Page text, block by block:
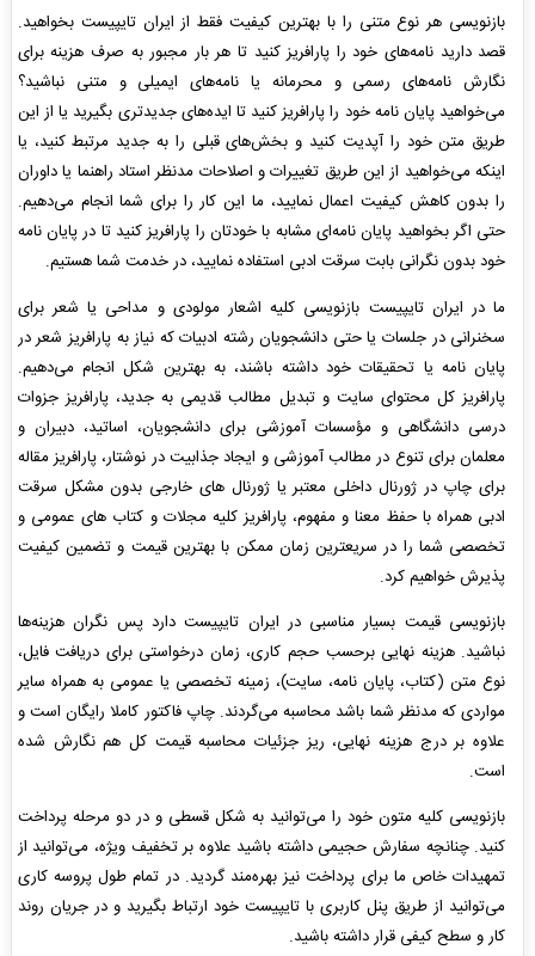
بازنویسی هر نوع متنی را با بهترین کیفیت فقط از ایران تایپیست بخواهید.
قصد دارید نامه‌های خود را پارافریز کنید تا هر بار مجبور به صرف هزینه برای
نگارش نامه‌های رسمی و محرمانه یا نامه‌های ایمیلی و متنی نباشید؟
می‌خواهید پایان نامه خود را پارافریز کنید تا ایده‌های جدیدتری بگیرید یا از این
طریق متن خود را آپدیت کنید و بخش‌های قبلی را به جدید مرتبط کنید، یا
اینکه می‌خواهید از این طریق تغییرات و اصلاحات مدنظر استاد راهنما یا داوران
را بدون کاهش کیفیت اعمال نمایید، ما این کار را برای شما انجام می‌دهیم.
حتی اگر بخواهید پایان نامه‌ای مشابه با خودتان را پارافریز کنید تا در پایان نامه
خود بدون نگرانی بابت سرقت ادبی استفاده نمایید، در خدمت شما هستیم.
ما در ایران تایپیست بازنویسی کلیه اشعار مولودی و مداحی یا شعر برای
سخنرانی در جلسات یا حتی دانشجویان رشته ادبیات که نیاز به پارافریز شعر در
پایان نامه یا تحقیقات خود داشته باشند، به بهترین شکل انجام می‌دهیم.
پارافریز کل محتوای سایت و تبدیل مطالب قدیمی به جدید، پارافریز جزوات
درسی دانشگاهی و مؤسسات آموزشی برای دانشجویان، اساتید، دبیران و
معلمان برای تنوع در مطالب آموزشی و ایجاد جذابیت در نوشتار، پارافریز مقاله
برای چاپ در ژورنال داخلی معتبر یا ژورنال های خارجی بدون مشکل سرقت
ادبی همراه با حفظ معنا و مفهوم، پارافریز کلیه مجلات و کتاب های عمومی و
تخصصی شما را در سریعترین زمان ممکن با بهترین قیمت و تضمین کیفیت
پذیرش خواهیم کرد.
بازنویسی قیمت بسیار مناسبی در ایران تایپیست دارد پس نگران هزینه‌ها
نباشید. هزینه نهایی برحسب حجم کاری، زمان درخواستی برای دریافت فایل،
نوع متن (کتاب، پایان نامه، سایت)، زمینه تخصصی یا عمومی به همراه سایر
مواردی که مدنظر شما باشد محاسبه می‌گردند. چاپ فاکتور کاملا رایگان است و
علاوه بر درج هزینه نهایی، ریز جزئیات محاسبه قیمت کل هم نگارش شده
است.
بازنویسی کلیه متون خود را می‌توانید به شکل قسطی و در دو مرحله پرداخت
کنید. چنانچه سفارش حجیمی داشته باشید علاوه بر تخفیف ویژه، می‌توانید از
تمهیدات خاص ما برای پرداخت نیز بهره‌مند گردید. در تمام طول پروسه کاری
می‌توانید از طریق پنل کاربری با تایپیست خود ارتباط بگیرید و در جریان روند
کار و سطح کیفی قرار داشته باشید.